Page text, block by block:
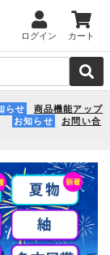
ログイン カート
らせ
商品機能アップ
お知らせ
お問い合